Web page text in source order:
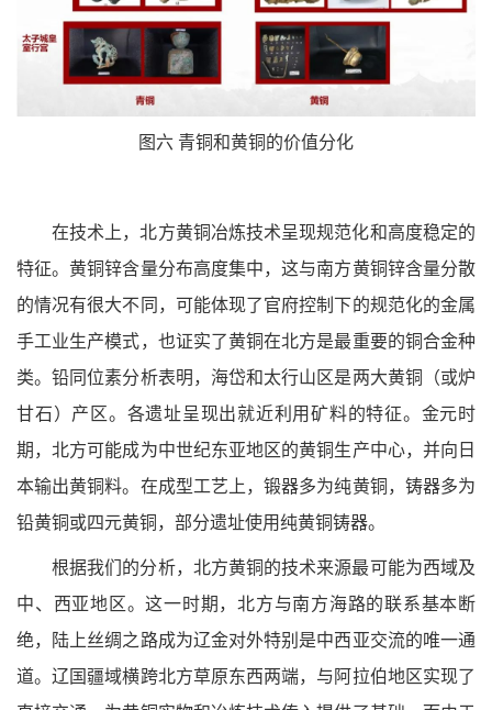
图六 青铜和黄铜的价值分化
在技术上，北方黄铜冶炼技术呈现规范化和高度稳定的
特征。黄铜锌含量分布高度集中，这与南方黄铜锌含量分散
的情况有很大不同，可能体现了官府控制下的规范化的金属
手工业生产模式，也证实了黄铜在北方是最重要的铜合金种
类。铅同位素分析表明，海岱和太行山区是两大黄铜（或炉
甘石）产区。各遗址呈现出就近利用矿料的特征。金元时
期，北方可能成为中世纪东亚地区的黄铜生产中心，并向日
本输出黄铜料。在成型工艺上，锻器多为纯黄铜，铸器多为
铅黄铜或四元黄铜，部分遗址使用纯黄铜铸器。
根据我们的分析，北方黄铜的技术来源最可能为西域及
中、西亚地区。这一时期，北方与南方海路的联系基本断
绝，陆上丝绸之路成为辽金对外特别是中西亚交流的唯一通
道。辽国疆域横跨北方草原东西两端，与阿拉伯地区实现了